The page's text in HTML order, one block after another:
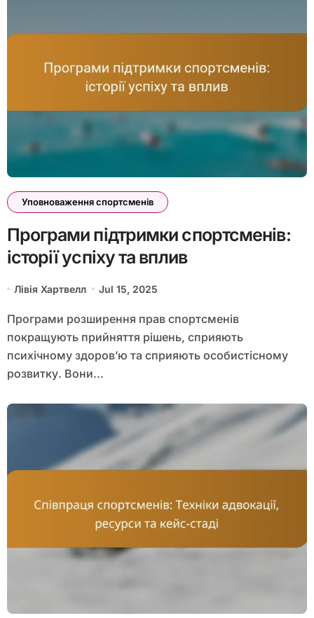
Уповноваження спортсменів
Програми підтримки спортсменів:
історії успіху та вплив
Лівія Хартвелл Jul 15, 2025
Програми розширення прав спортсменів
покращують прийняття рішень, сприяють
психічному здоров’ю та сприяють особистісному
розвитку. Вони...